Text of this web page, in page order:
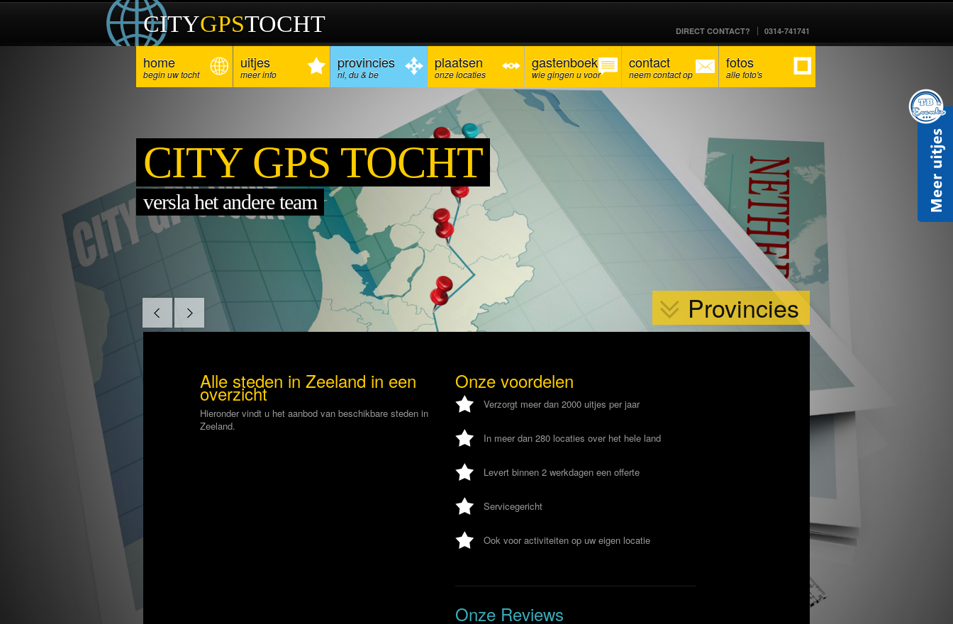
CITYGPSTOCHT DIRECT CONTACT? 0314-741741
home
begin uw tocht
uitjes
meer info
provincies
nl, du & be
plaatsen
onze locaties
gastenboek
wie gingen u voor
contact
neem contact op
fotos
alle foto's
CITY GPS TOCHT
versla het andere team
Provincies
Alle steden in Zeeland in een
overzicht
Hieronder vindt u het aanbod van beschikbare steden in
Zeeland.
Onze voordelen
Verzorgt meer dan 2000 uitjes per jaar
In meer dan 280 locaties over het hele land
Levert binnen 2 werkdagen een offerte
Servicegericht
Ook voor activiteiten op uw eigen locatie
Onze Reviews